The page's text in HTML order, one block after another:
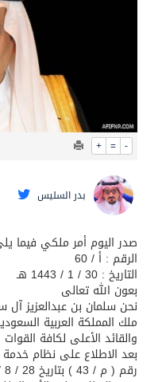
محافظ عفيف يؤدي
+ = -
بدر السليس
صدر اليوم أمر ملكي فيما
الرقم : أ / 60
التاريخ : 30 / 1 / 1443 هـ
بعون الله تعالى
نحن سلمان بن عبدالعزيز آل
ملك المملكة العربية
والقائد الأعلى لكافة
بعد الاطلاع على نظام خدمة
رقم ( م / 43 ) بتاريخ 28 / 8 / 1393 هـ ، وتعديلاته.